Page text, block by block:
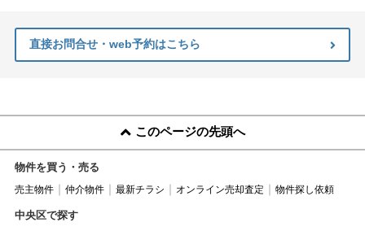
直接お問合せ・web予約はこちら
このページの先頭へ
物件を買う・売る
売主物件 仲介物件 最新チラシ オンライン売却査定 物件探し依頼
中央区で探す